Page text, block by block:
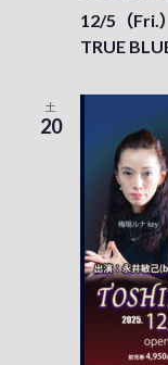
12/5（Fri.
TRUE
土
20